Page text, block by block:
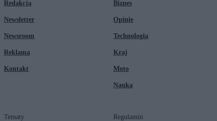
Redakcja
Newsletter
Newsroom
Reklama
Kontakt
Biznes
Opinie
Technologia
Kraj
Moto
Nauka
Tematy Regulamin